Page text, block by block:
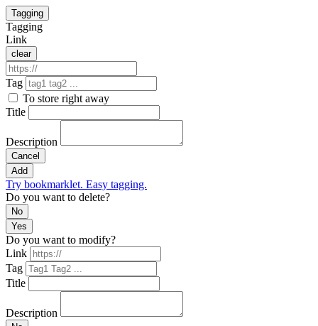
Tagging
Tagging
Link
clear
Tag
To store right away
Title
Description
Cancel
Add
Try bookmarklet. Easy tagging.
Do you want to delete?
No
Yes
Do you want to modify?
Link
Tag
Title
Description